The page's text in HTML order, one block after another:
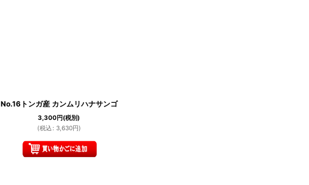
No.16トンガ産 カンムリハナサンゴ
3,300円(税別)
(税込 : 3,630円)